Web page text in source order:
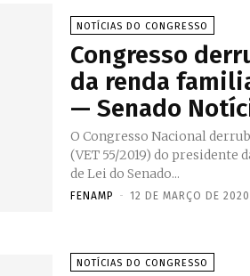
NOTÍCIAS DO CONGRESSO
Congresso
da renda
— Senado
O Congresso Nacional
(VET 55/2019) do presidente
de Lei do Senado...
FENAMP - 12 DE MARÇO DE 2020
NOTÍCIAS DO CONGRESSO